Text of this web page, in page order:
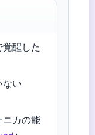
醒した
ない
ニカの能